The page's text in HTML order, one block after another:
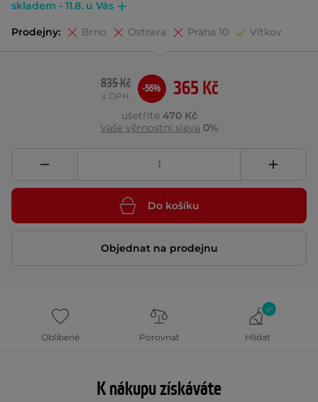
skladem - 11.8. u Vás
Prodejny: Brno Ostrava Praha 10 Vítkov
365 Kč
835 Kč
s DPH
-56%
ušetříte 470 Kč
Vaše věrnostní sleva 0%
Do košíku
Objednat na prodejnu
Oblíbené Porovnat Hlídat
K nákupu získáváte